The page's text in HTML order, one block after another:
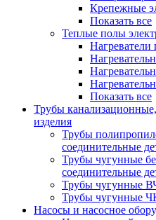
Крепежные
Показать все
Теплые полы
Нагреватели
Показать все
Трубы
изделия
Трубы
соединительные
Трубы чугунные
соединительные
Трубы чугунные
Трубы чугунные
Насосы и насосное